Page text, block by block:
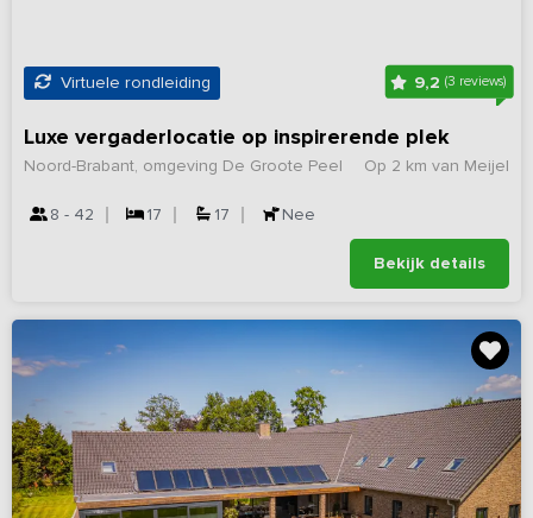
Virtuele rondleiding 9,2(3 reviews)
Luxe vergaderlocatie op inspirerende plek
Op 2 km van Meijel
Noord-Brabant, omgeving De Groote Peel
8 - 42 17 17 Nee
Bekijk details